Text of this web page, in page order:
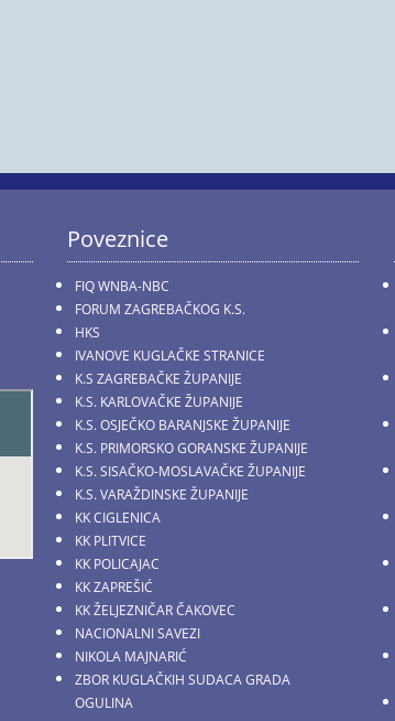
Poveznice
FIQ WNBA-NBC
FORUM ZAGREBAČKOG K.S.
HKS
IVANOVE KUGLAČKE STRANICE
K.S ZAGREBAČKE ŽUPANIJE
K.S. KARLOVAČKE ŽUPANIJE
K.S. OSJEČKO BARANJSKE ŽUPANIJE
K.S. PRIMORSKO GORANSKE ŽUPANIJE
K.S. SISAČKO-MOSLAVAČKE ŽUPANIJE
K.S. VARAŽDINSKE ŽUPANIJE
KK CIGLENICA
KK PLITVICE
KK POLICAJAC
KK ZAPREŠIĆ
KK ŽELJEZNIČAR ČAKOVEC
NACIONALNI SAVEZI
NIKOLA MAJNARIĆ
ZBOR KUGLAČKIH SUDACA GRADA
OGULINA